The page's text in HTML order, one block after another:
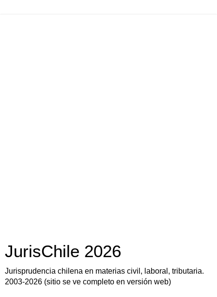
JurisChile 2026
Jurisprudencia chilena en materias civil, laboral, tributaria.
2003-2026 (sitio se ve completo en versión web)